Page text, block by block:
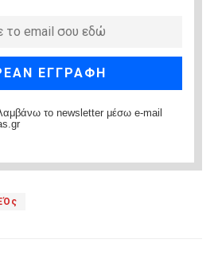
το newsletter μέσω e-mail